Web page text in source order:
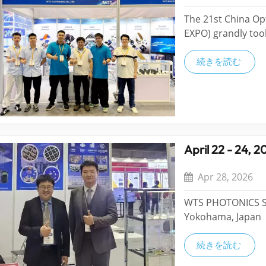
The 21st China
EXPO) grandly
Exhibition
showcased its
event, wrapping
続きを読む
April 22 - 24,
Apr 28, 2026
WTS
Yokohama, Japan From April 22 to 24, 2026, OPIE26 was
held in
Booth #I-41,
had in-depth
続きを読む